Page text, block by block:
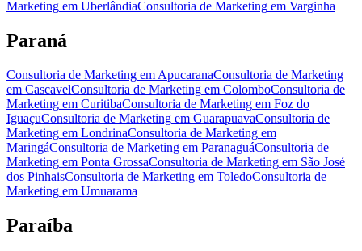
Marketing em UberlândiaConsultoria de Marketing em Varginha
Paraná
Consultoria de Marketing em ApucaranaConsultoria de Marketing
em CascavelConsultoria de Marketing em ColomboConsultoria de
Marketing em CuritibaConsultoria de Marketing em Foz do
IguaçuConsultoria de Marketing em GuarapuavaConsultoria de
Marketing em LondrinaConsultoria de Marketing em
MaringáConsultoria de Marketing em ParanaguáConsultoria de
Marketing em Ponta GrossaConsultoria de Marketing em São José
dos PinhaisConsultoria de Marketing em ToledoConsultoria de
Marketing em Umuarama
Paraíba